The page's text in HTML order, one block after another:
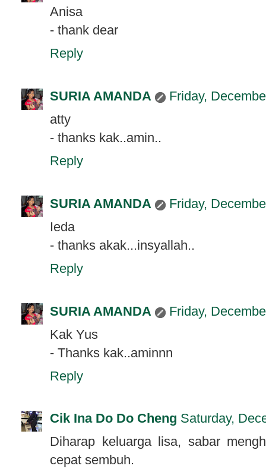
Anisa
- thank dear
Reply
SURIA AMANDA
Friday,
atty
- thanks kak..amin..
Reply
SURIA AMANDA
Friday,
Ieda
- thanks akak...insyallah..
Reply
SURIA AMANDA
Friday,
Kak Yus
- Thanks kak..aminnn
Reply
Cik Ina Do Do Cheng Saturday,
Diharap keluarga lisa, sabar
cepat sembuh.